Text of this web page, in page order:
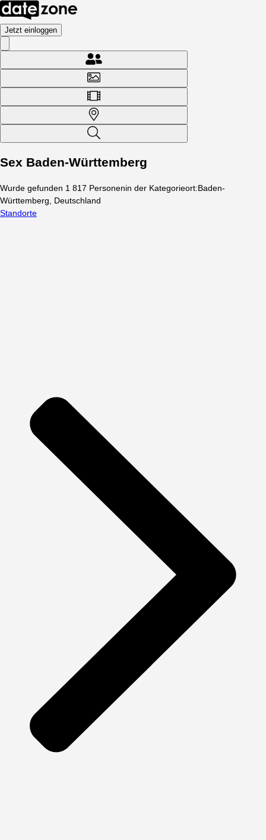
Jetzt einloggen
Sex Baden-Württemberg
Wurde gefunden 1 817 Personenin der Kategorieort:Baden-
Württemberg, Deutschland
Standorte